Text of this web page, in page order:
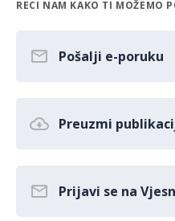
RECI NAM KAKO TI MOŽEMO
Pošalji e-poruku
Preuzmi
Prijavi se na